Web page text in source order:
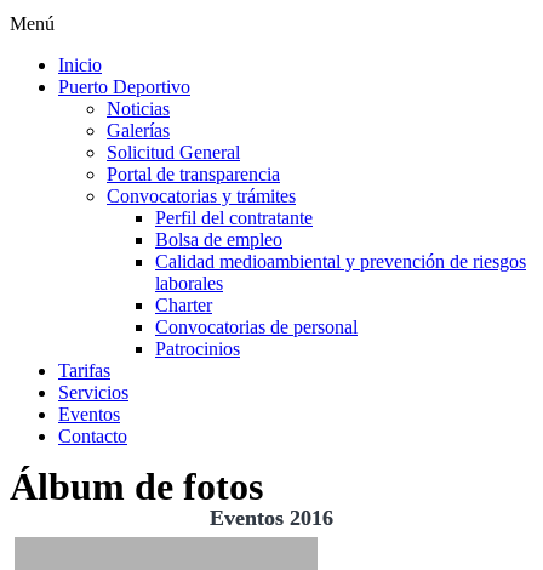
Menú
Inicio
Puerto Deportivo
Noticias
Galerías
Solicitud General
Portal de transparencia
Convocatorias y trámites
Perfil del contratante
Bolsa de empleo
Calidad medioambiental y prevención de riesgos
laborales
Charter
Convocatorias de personal
Patrocinios
Tarifas
Servicios
Eventos
Contacto
Álbum de fotos
Eventos 2016